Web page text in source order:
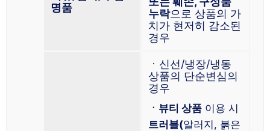
명품
누락으로 상품의 가
치가 현저히 감소된
경우
ㆍ신선/냉장/냉동
상품의 단순변심의
경우
ㆍ뷰티 상품 이용 시
트러블(알러지, 붉은